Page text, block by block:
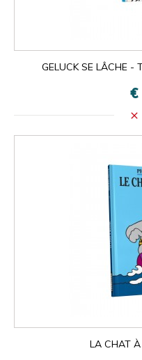
GELUCK SE LÂCHE -
€
close
LA CHAT À